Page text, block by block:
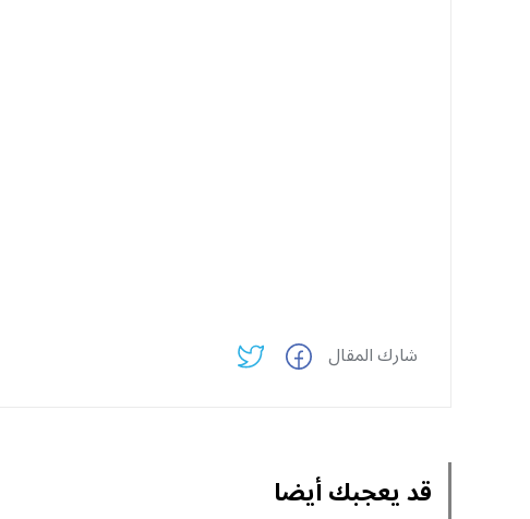
شارك المقال
قد يعجبك أيضا